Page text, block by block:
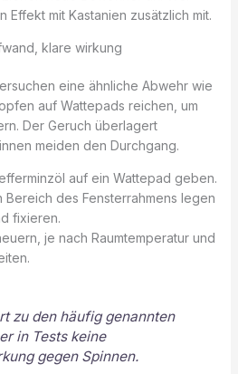
Effekt mit Kastanien zusätzlich mit.
klare wirkung
eine ähnliche Abwehr wie
auf Wattepads reichen, um
Der Geruch überlagert
meiden den Durchgang.
auf ein Wattepad geben.
des Fensterrahmens legen
fixieren.
je nach Raumtemperatur und
zu den häufig genannten
in Tests keine
gegen Spinnen.